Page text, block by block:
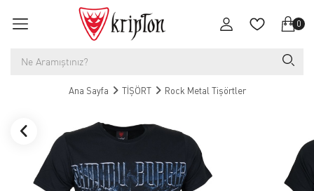
0
Ana Sayfa TİŞÖRT Rock Metal Tişörtler